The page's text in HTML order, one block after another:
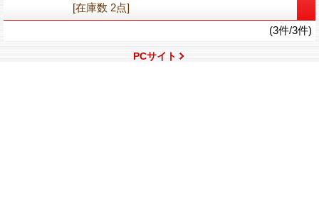
[在庫数 2点]
(3件/3件)
PCサイト